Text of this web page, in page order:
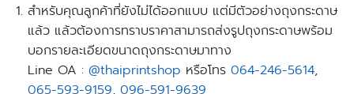
สำหรับคุณลูกค้าที่ยังไม่ได้ออกแบบ แต่มีตัวอย่างถุงกระดาษ
แล้ว แล้วต้องการทราบราคาสามารถส่งรูปถุงกระดาษพร้อม
บอกรายละเอียดขนาดถุงกระดาษมาทาง
Line OA : @thaiprintshop หรือโทร064-246-5614,
065-593-9159,096-591-9639